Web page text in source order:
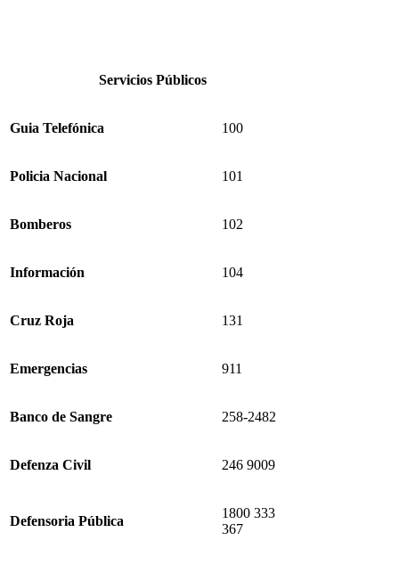
Servicios Públicos
Guia Telefónica 100
Policia Nacional 101
Bomberos 102
Información 104
Cruz Roja 131
Emergencias 911
Banco de Sangre 258-2482
Defenza Civil 246 9009
Defensoria Pública
1800 333
367